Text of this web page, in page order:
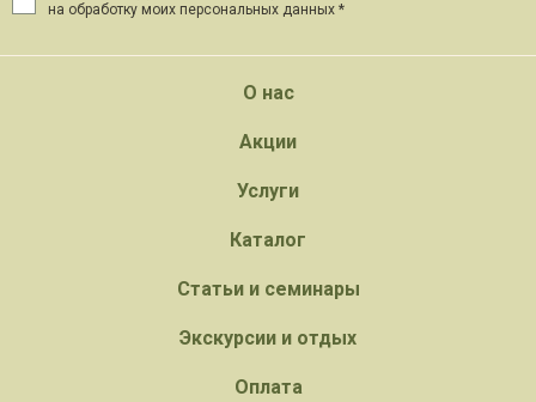
на обработку моих персональных данных *
О нас
Акции
Услуги
Каталог
Статьи и семинары
Экскурсии и отдых
Оплата